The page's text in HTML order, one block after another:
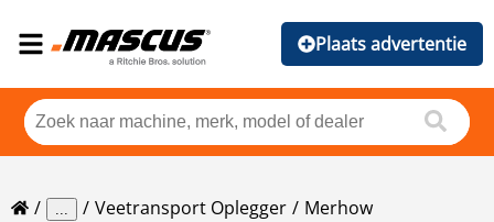
Plaats advertentie
... Veetransport Oplegger Merhow